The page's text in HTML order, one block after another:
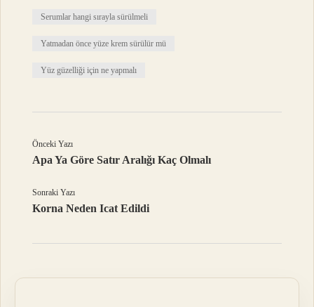
Serumlar hangi sırayla sürülmeli
Yatmadan önce yüze krem sürülür mü
Yüz güzelliği için ne yapmalı
Önceki Yazı
Apa Ya Göre Satır Aralığı Kaç Olmalı
Sonraki Yazı
Korna Neden Icat Edildi